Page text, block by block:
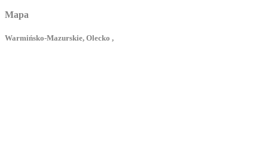
Mapa
Warmińsko-Mazurskie, Olecko ,